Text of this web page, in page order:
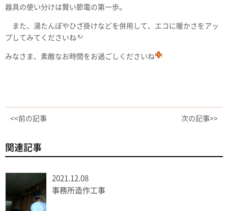
器具の使い分けは賢い節電の第一歩。
また、湯たんぽやひざ掛けなどを併用して、エコに暖かさをアッ
プしてみてくださいね
みなさま、素敵なお時間をお過ごしくださいね
<<前の記事 次の記事>>
関連記事
2021.12.08
事務所造作工事